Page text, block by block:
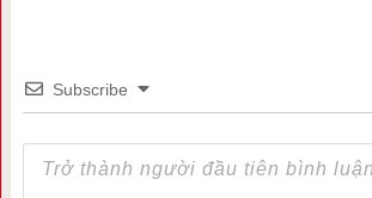
Subscribe